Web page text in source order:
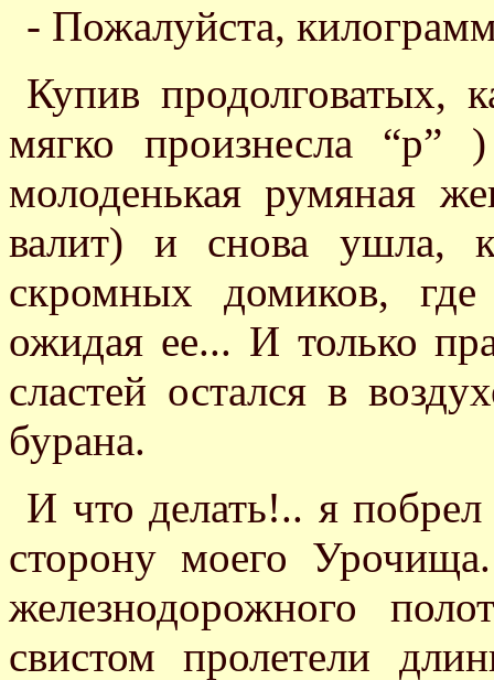
- Пожалуйста,
Купив продолговатых,
мягко произнесла
молоденькая румяная
валит) и снова ушла,
скромных домиков, где
ожидая ее... И только
сластей остался в
бурана.
И что делать!.. я
сторону моего
железнодорожного
свистом пролетели